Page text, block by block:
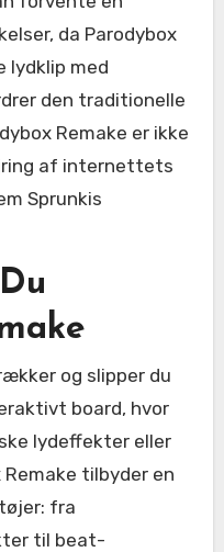
da Parodybox
lydklip med
den traditionelle
Remake er ikke
af internettets
Sprunkis
og slipper du
board, hvor
lydeffekter eller
tilbyder en
fra
til beat-